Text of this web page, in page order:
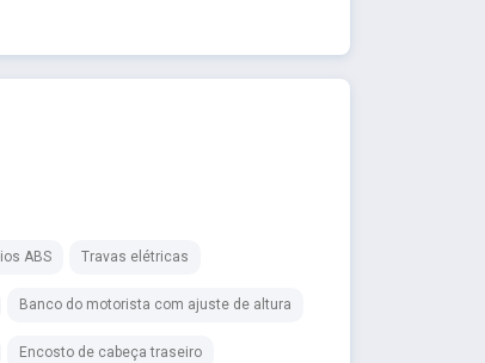
ABS Travas elétricas
Banco do motorista com ajuste de altura
Encosto de cabeça traseiro